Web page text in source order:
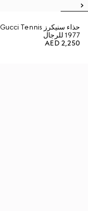
حذاء سنيكرز Gucci Tennis
1977 للرجال
AED 2,250